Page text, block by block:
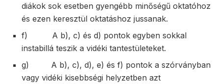
diákok sok esetben gyengébb minőségű oktatóhoz
és ezen keresztül oktatáshoz jussanak.
f) A b), c) és d) pontok egyben sokkal
instabillá teszik a vidéki tantestületeket.
g) A b), c), d), e) és f) pontok a szórványban
vagy vidéki kisebbségi helyzetben azt